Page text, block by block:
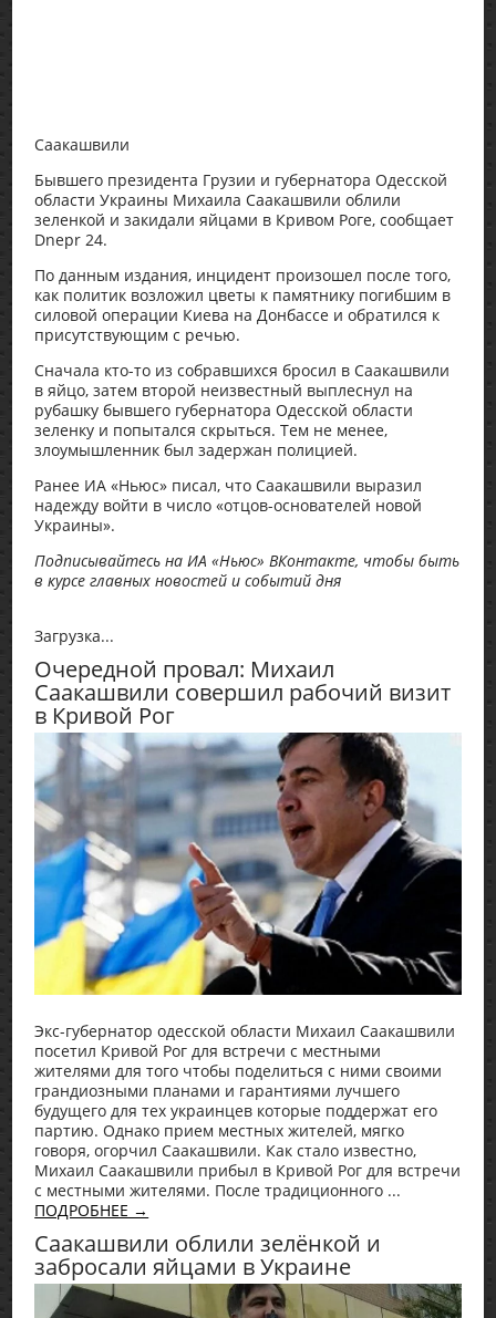
Саакашвили
Бывшего президента Грузии и губернатора Одесской
области Украины Михаила Саакашвили облили
зеленкой и закидали яйцами в Кривом Роге, сообщает
Dnepr 24.
По данным издания, инцидент произошел после того,
как политик возложил цветы к памятнику погибшим в
силовой операции Киева на Донбассе и обратился к
присутствующим с речью.
Сначала кто-то из собравшихся бросил в Саакашвили
в яйцо, затем второй неизвестный выплеснул на
рубашку бывшего губернатора Одесской области
зеленку и попытался скрыться. Тем не менее,
злоумышленник был задержан полицией.
Ранее ИА «Ньюс» писал, что Саакашвили выразил
надежду войти в число «отцов-основателей новой
Украины».
Подписывайтесь на ИА «Ньюс» ВКонтакте, чтобы быть
в курсе главных новостей и событий дня
Загрузка...
Очередной провал: Михаил
Саакашвили совершил рабочий визит
в Кривой Рог
Экс-губернатор одесской области Михаил Саакашвили
посетил Кривой Рог для встречи с местными
жителями для того чтобы поделиться с ними своими
грандиозными планами и гарантиями лучшего
будущего для тех украинцев которые поддержат его
партию. Однако прием местных жителей, мягко
говоря, огорчил Саакашвили. Как стало известно,
Михаил Саакашвили прибыл в Кривой Рог для встречи
с местными жителями. После традиционного ...
ПОДРОБНЕЕ →
Саакашвили облили зелёнкой и
забросали яйцами в Украине